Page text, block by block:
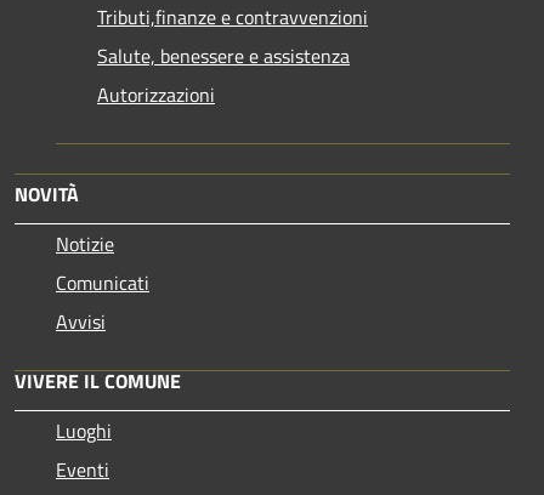
Tributi,finanze e contravvenzioni
Salute, benessere e assistenza
Autorizzazioni
NOVITÀ
Notizie
Comunicati
Avvisi
VIVERE IL COMUNE
Luoghi
Eventi